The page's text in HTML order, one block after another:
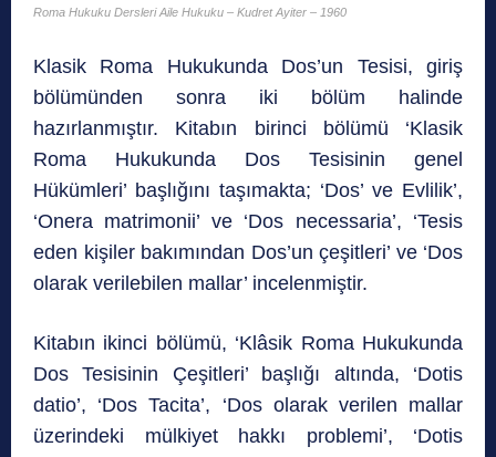
Roma Hukuku Dersleri Aile Hukuku – Kudret Ayiter – 1960
Klasik Roma Hukukunda Dos’un Tesisi, giriş
bölümünden sonra iki bölüm halinde
hazırlanmıştır. Kitabın birinci bölümü ‘Klasik
Roma Hukukunda Dos Tesisinin genel
Hükümleri’ başlığını taşımakta; ‘Dos’ ve Evlilik’,
‘Onera matrimonii’ ve ‘Dos necessaria’, ‘Tesis
eden kişiler bakımından Dos’un çeşitleri’ ve ‘Dos
olarak verilebilen mallar’ incelenmiştir.
Kitabın ikinci bölümü, ‘Klâsik Roma Hukukunda
Dos Tesisinin Çeşitleri’ başlığı altında, ‘Dotis
datio’, ‘Dos Tacita’, ‘Dos olarak verilen mallar
üzerindeki mülkiyet hakkı problemi’, ‘Dotis